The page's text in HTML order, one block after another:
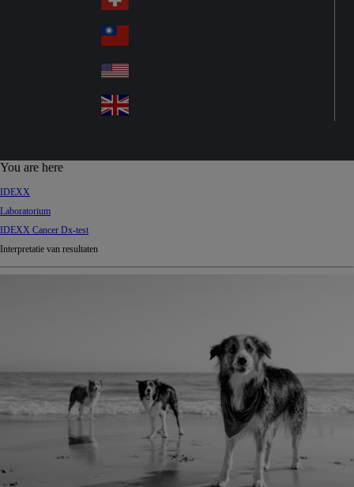
erl
an
d
Sw
itz
erl
an
d
wa
n
A
d
You are here
IDEXX
Laboratorium
IDEXX Cancer Dx-test
Interpretatie van resultaten